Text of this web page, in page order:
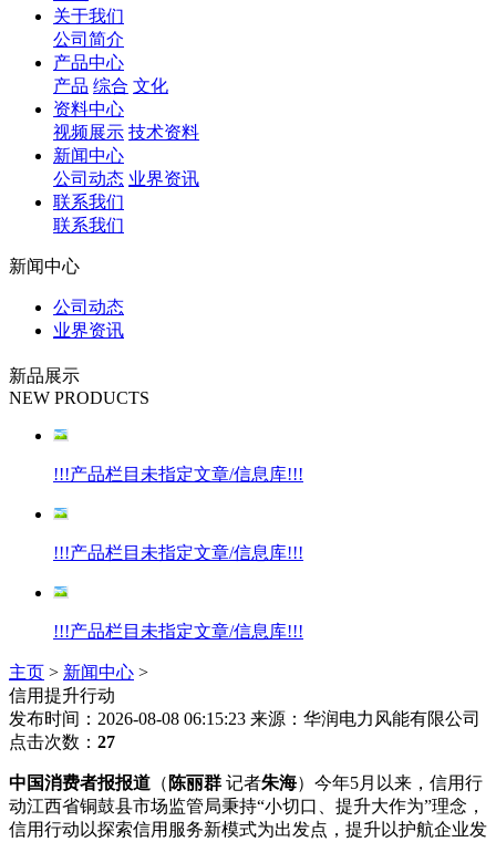
关于我们
公司简介
产品中心
产品 综合 文化
资料中心
视频展示 技术资料
新闻中心
公司动态 业界资讯
联系我们
联系我们
新闻中心
公司动态
业界资讯
新品展示
NEW PRODUCTS
!!!产品栏目未指定文章/信息库!!!
!!!产品栏目未指定文章/信息库!!!
!!!产品栏目未指定文章/信息库!!!
主页 > 新闻中心 >
信用提升行动
发布时间：2026-08-08 06:15:23 来源：华润电力风能有限公司
点击次数： 27
中国消费者报报道 （ 陈丽群 记者朱海）今年5月以来，信用行
动江西省铜鼓县市场监管局秉持“小切口、提升大作为”理念，
信用行动 以探索信用服务新模式为出发点，提升以护航企业发